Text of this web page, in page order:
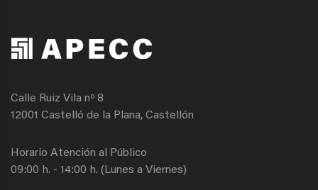
Calle Ruiz Vila nº 8
12001 Castelló de la Plana, Castellón
Horario Atención al Público
09:00 h. - 14:00 h. (Lunes a Viernes)